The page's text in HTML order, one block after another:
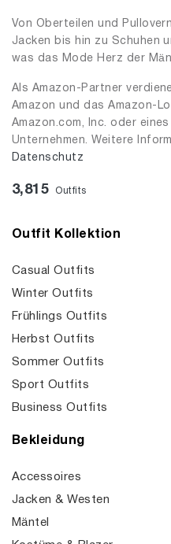
Von Oberteilen und
Jacken bis hin zu Schuhen
was das Mode Herz der
Als Amazon-Partner
Amazon und das Amazon-
Amazon.com, Inc. oder
Unternehmen. Weitere
Datenschutz
3,815 Outfits
Outfit Kollektion
Casual Outfits
Winter Outfits
Frühlings Outfits
Herbst Outfits
Sommer Outfits
Sport Outfits
Business Outfits
Bekleidung
Accessoires
Jacken & Westen
Mäntel